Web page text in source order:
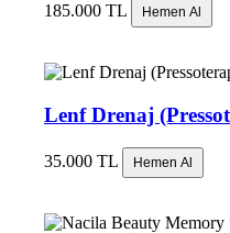
185.000 TL Hemen Al
Lenf Drenaj
35.000 TL Hemen Al